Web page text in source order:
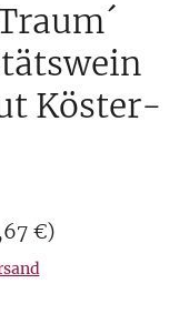
Köster-
7,25 €
1 l = 9,67 €
€)